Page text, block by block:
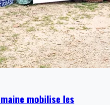
mobilise les